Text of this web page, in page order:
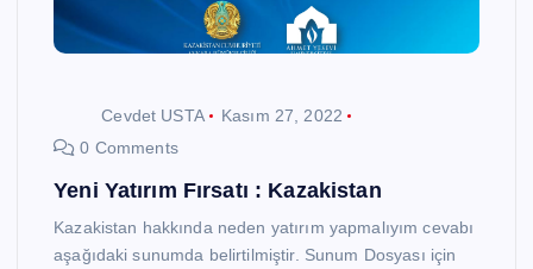
Cevdet USTA
Kasım 27, 2022
0 Comments
Yeni Yatırım Fırsatı : Kazakistan
Kazakistan hakkında neden yatırım yapmalıyım cevabı
aşağıdaki sunumda belirtilmiştir. Sunum Dosyası için